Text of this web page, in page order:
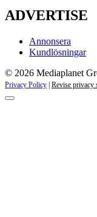
ADVERTISE
Annonsera
Kundlösningar
© 2026 Mediaplanet
Privacy Policy | Revise privacy